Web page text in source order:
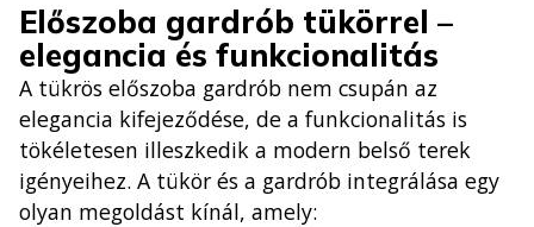
Előszoba gardrób tükörrel –
elegancia és funkcionalitás
A tükrös előszoba gardrób nem csupán az
elegancia kifejeződése, de a funkcionalitás is
tökéletesen illeszkedik a modern belső terek
igényeihez. A tükör és a gardrób integrálása egy
olyan megoldást kínál, amely: